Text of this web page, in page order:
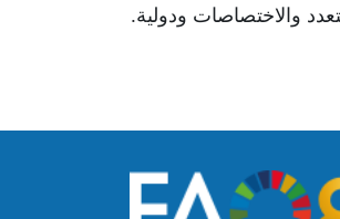
والاختصاصات ودولية.